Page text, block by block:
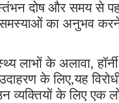
दोष और समय से
का अनुभव करने
लाभों के अलावा,
के लिए,यह
व्यक्तियों के लिए एक